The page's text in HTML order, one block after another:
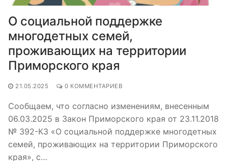
О социальной поддержке
многодетных семей,
проживающих на территории
Приморского края
21.05.2025 0 КОММЕНТАРИЕВ
Сообщаем, что согласно изменениям, внесенным
06.03.2025 в Закон Приморского края от 23.11.2018
№ 392-КЗ «О социальной поддержке многодетных
семей, проживающих на территории Приморского
края», с…